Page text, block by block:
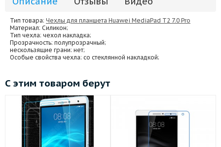
Тип товара: Чехлы для планшета Huawei MediaPad T2 7.0 Pro
Материал: Силикон;
Тип чехла: чехол накладка;
Прозрачность: полупрозрачный;
нескользящие грани: нет;
Особые свойства чехла: со стеклянной накладкой;
С этим товаром берут